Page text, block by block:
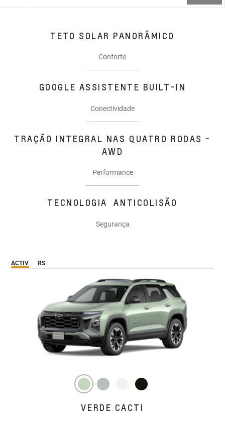
TETO SOLAR PANORÂMICO
Conforto
GOOGLE ASSISTENTE BUILT-IN
Conectividade
TRAÇÃO INTEGRAL NAS QUATRO RODAS -
AWD
Performance
TECNOLOGIA ANTICOLISÃO
Segurança
ACTIV RS
VERDE CACTI